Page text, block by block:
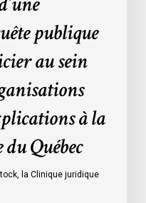
publique
au sein
à la
Québec
la Clinique juridique